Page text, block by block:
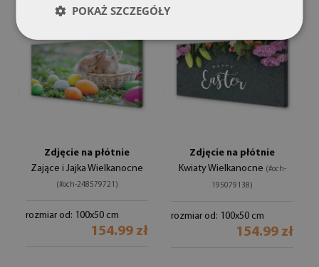
Zdjęcie na płótnie
Zające i Jajka Wielkanocne
(#och-248579721)
rozmiar od: 100x50 cm
154.99 zł
Zdjęcie na płótnie
Kwiaty Wielkanocne (#och-
195079138)
rozmiar od: 100x50 cm
154.99 zł
POKAŻ SZCZEGÓŁY